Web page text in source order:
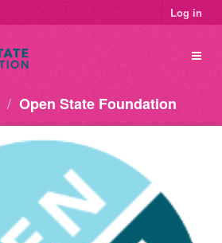
Log in
Open State Foundation